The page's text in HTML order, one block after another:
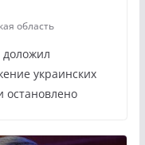
область
доложил
украинских
остановлено